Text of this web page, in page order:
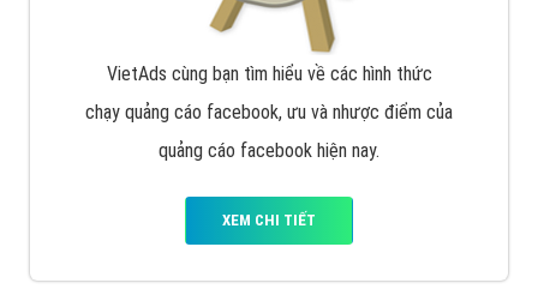
VietAds cùng bạn tìm hiểu về các hình thức
chạy quảng cáo facebook, ưu và nhược điểm của
quảng cáo facebook hiện nay.
XEM CHI TIẾT